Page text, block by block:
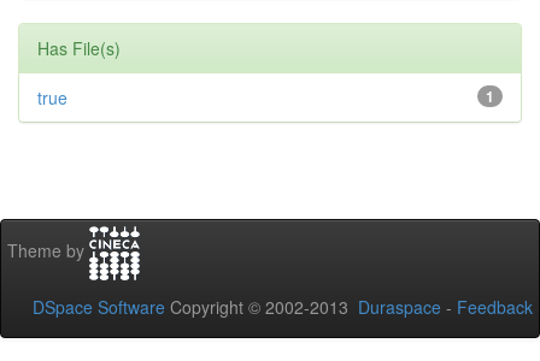
Has File(s)
1
true
Theme by
DSpace Software Copyright © 2002-2013 Duraspace - Feedback